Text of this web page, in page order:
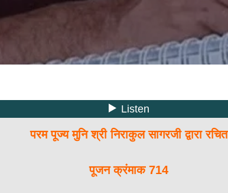
परम पूज्य मुनि श्री निराकुल सागरजी द्वारा रचित
पूजन क्रंमाक 714